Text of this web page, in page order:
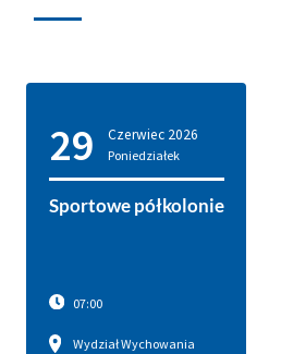
29 Czerwiec 2026
Poniedziałek
Sportowe półkolonie
07:00
Wydział Wychowania